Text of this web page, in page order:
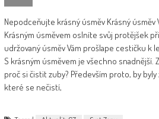
Nepodceňujte krásný úsměv Krásný
Krásným úsměvem oslníte svůj protějšek
udržovaný úsměv Vám prošlape cestičku k
S krásným úsměvem je všechno snadnější.
proč si čistit zuby? Především proto, by
které se nečistí,